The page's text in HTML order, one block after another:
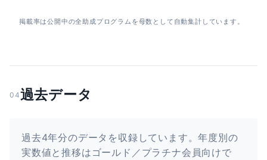
掲載率は公開中の全助成プログラムを母数として自動集計しています。
04過去データ
過去4年分のデータを収録しています。年度別の
実数値と推移はゴールド／プラチナ会員向けで